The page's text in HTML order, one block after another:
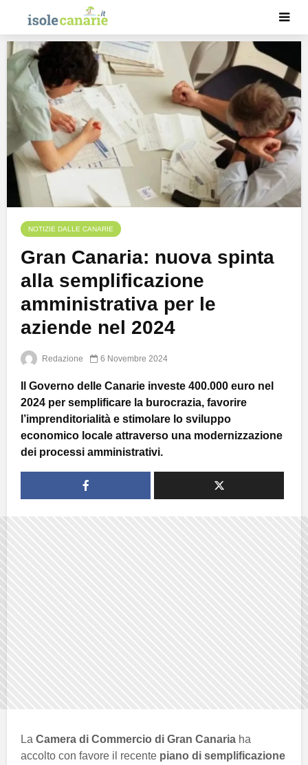
NOTIZIE DALLE CANARIE
Gran Canaria: nuova spinta
alla semplificazione
amministrativa per le
aziende nel 2024
Redazione 6 Novembre 2024
Il Governo delle Canarie investe 400.000 euro nel
2024 per semplificare la burocrazia, favorire
l’imprenditorialità e stimolare lo sviluppo
economico locale attraverso una modernizzazione
dei processi amministrativi.
La Camera di Commercio di Gran Canaria ha
accolto con favore il recente piano di semplificazione